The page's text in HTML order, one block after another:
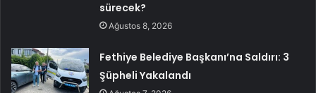
sürecek?
Ağustos 8, 2026
Fethiye Belediye Başkanı’na Saldırı: 3
Şüpheli Yakalandı